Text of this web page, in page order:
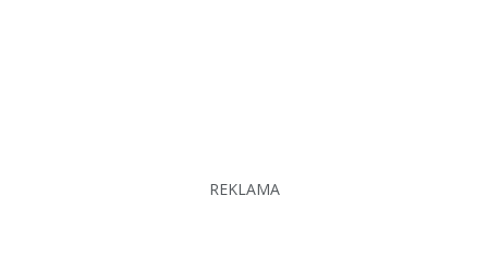
REKLAMA